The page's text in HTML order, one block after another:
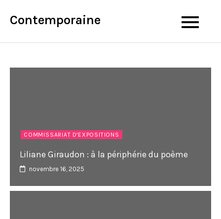
Contemporaine
COMMISSARIAT D'EXPOSITIONS
Liliane Giraudon : à la périphérie du poème
novembre 16, 2025